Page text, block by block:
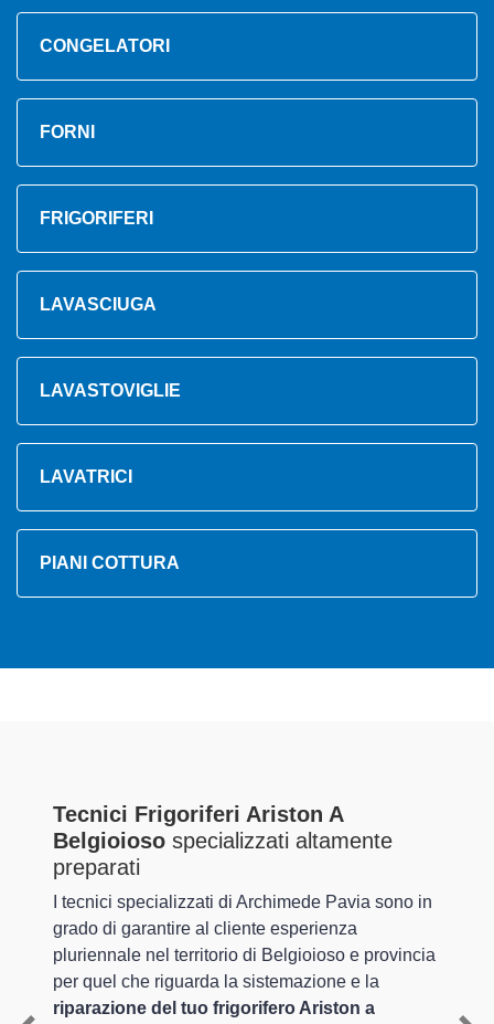
CONGELATORI
FORNI
FRIGORIFERI
LAVASCIUGA
LAVASTOVIGLIE
LAVATRICI
PIANI COTTURA
Tecnici Frigoriferi Ariston A
Belgioioso specializzati altamente
preparati
I tecnici specializzati di Archimede Pavia sono in
grado di garantire al cliente esperienza
pluriennale nel territorio di Belgioioso e provincia
per quel che riguarda la sistemazione e la
riparazione del tuo frigorifero Ariston a